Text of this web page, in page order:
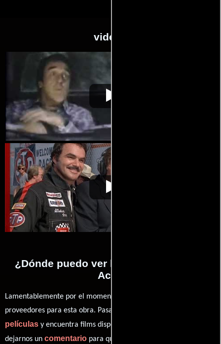
videos
Stroker AceVideo de la película Stroker Ace
Stroker AceVideo de la película Stroker Ace
¿Dónde puedo ver la películas Stroker
Ace?
Lamentablemente por el momento no contamos con enlaces a
proveedores para esta obra. Pasa por nuestro catálogo de
películas y encuentra films disponibles. También puedes
dejarnos un comentario para que le demos prioridad y te